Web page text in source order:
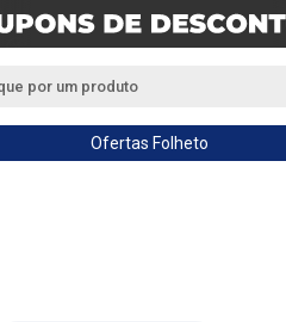
Ofertas Folheto